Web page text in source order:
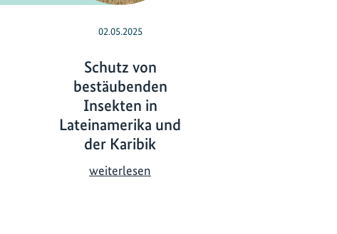
02.05.2025
Schutz von
bestäubenden
Insekten in
Lateinamerika und
der Karibik
weiterlesen